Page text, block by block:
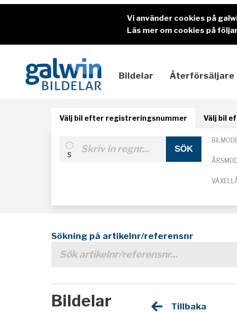
Vi använder cookies på
Läs mer om cookies på
Bildelar Återförsäljare
Välj bil efter registreringsnummer Välj bil
Sökning på artikelnr/referensnr
Bildelar Tillbaka